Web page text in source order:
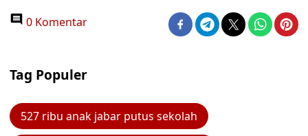
0 Komentar
Tag Populer
527 ribu anak jabar putus sekolah